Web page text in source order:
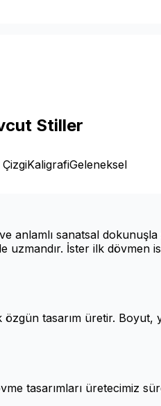
Stiller
KaligrafiGeleneksel
anlamlı sanatsal
İster ilk
tasarım üretir.
tasarımları üretecimiz